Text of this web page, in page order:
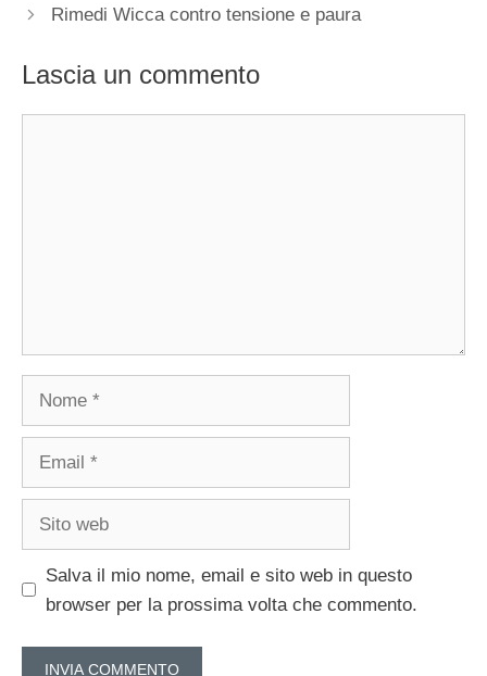
Rimedi Wicca contro tensione e paura
Lascia un commento
Nome
Email
Sito
Salva il mio nome, email e sito web in questo
browser per la prossima volta che commento.